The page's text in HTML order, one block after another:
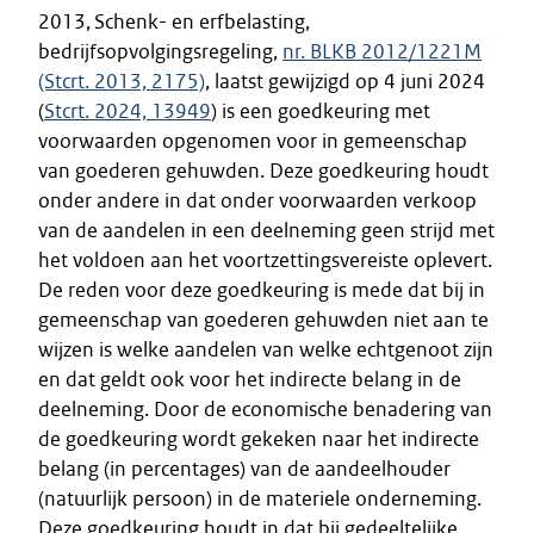
2013, Schenk- en erfbelasting,
bedrijfsopvolgingsregeling, nr. BLKB 2012/1221M
(Stcrt. 2013, 2175), laatst gewijzigd op 4 juni 2024
(Stcrt. 2024, 13949) is een goedkeuring met
voorwaarden opgenomen voor in gemeenschap
van goederen gehuwden. Deze goedkeuring houdt
onder andere in dat onder voorwaarden verkoop
van de aandelen in een deelneming geen strijd met
het voldoen aan het voortzettingsvereiste oplevert.
De reden voor deze goedkeuring is mede dat bij in
gemeenschap van goederen gehuwden niet aan te
wijzen is welke aandelen van welke echtgenoot zijn
en dat geldt ook voor het indirecte belang in de
deelneming. Door de economische benadering van
de goedkeuring wordt gekeken naar het indirecte
belang (in percentages) van de aandeelhouder
(natuurlijk persoon) in de materiele onderneming.